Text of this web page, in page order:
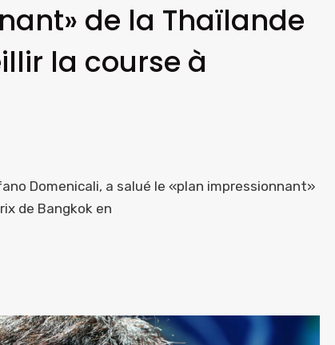
de la Thaïlande
la course à
Domenicali, a salué le «plan impressionnant»
de Bangkok en